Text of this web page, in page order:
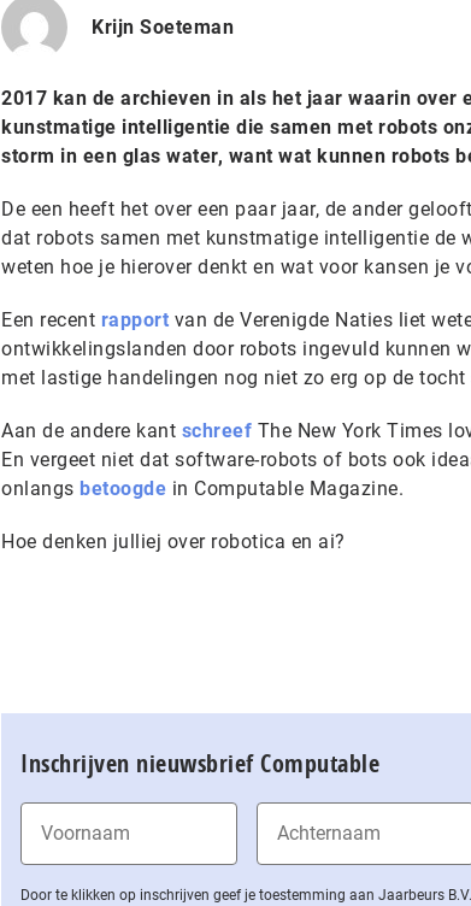
Krijn Soeteman
2017 kan de archieven in als het jaar waarin over
kunstmatige intelligentie die samen met robots
storm in een glas water, want wat kunnen robots
De een heeft het over een paar jaar, de ander
dat robots samen met kunstmatige intelligentie de
weten hoe je hierover denkt en wat voor kansen je
Een recent rapport van de Verenigde Naties liet
ontwikkelingslanden door robots ingevuld kunnen
met lastige handelingen nog niet zo erg op de tocht
Aan de andere kant schreef The New York Times
En vergeet niet dat software-robots of bots ook
onlangs betoogde in Computable Magazine.
Hoe denken julliej over robotica en ai?
Inschrijven nieuwsbrief Computable
Door te klikken op inschrijven geef je toestemming aan Jaarbeurs